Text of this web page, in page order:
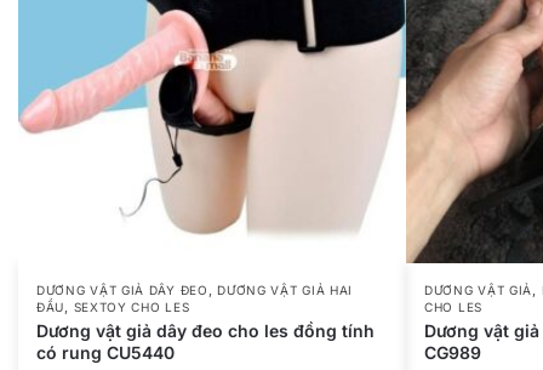
DƯƠNG VẬT GIẢ DÂY ĐEO ,DƯƠNG VẬT GIẢ HAI
ĐẦU, SEXTOY CHO LES
Dương vật giả dây đeo cho les đồng tính
có rung CU5440
DƯƠNG VẬT GIẢ ,
CHO LES
Dương vật
CG989